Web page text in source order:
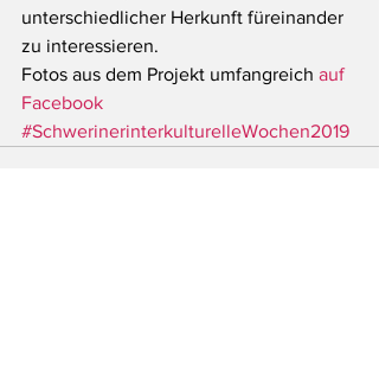
unterschiedlicher Herkunft füreinander
zu interessieren.
Fotos aus dem Projekt umfangreich auf
Facebook
#SchwerinerinterkulturelleWochen2019